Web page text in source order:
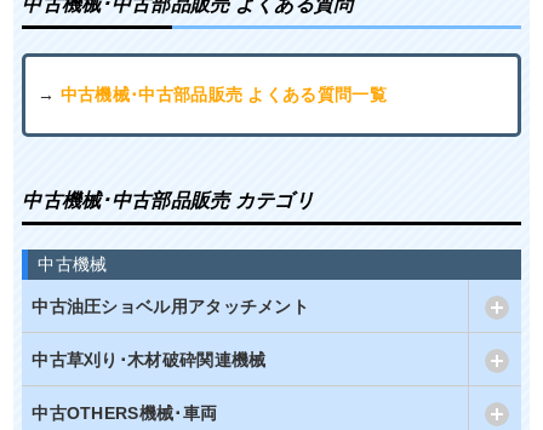
→ 中古機械･中古部品販売 よくある質問一覧
中古機械･中古部品販売 カテゴリ
中古機械
中古油圧ショベル用アタッチメント
中古草刈り･木材破砕関連機械
中古OTHERS機械･車両